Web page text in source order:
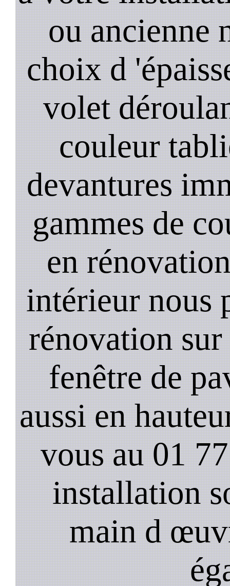
ou ancienne
choix d
volet
couleur
devantures
gammes de
en
intérieur nous
rénovation
fenêtre de
aussi en
vous au 01
installation
main d